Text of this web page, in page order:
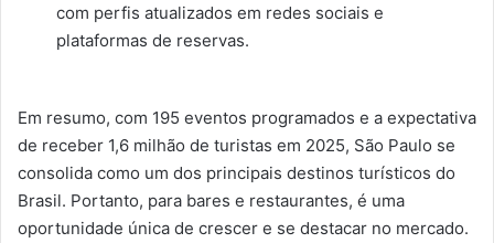
com perfis atualizados em redes sociais e
plataformas de reservas.
Em resumo, com 195 eventos programados e a expectativa
de receber 1,6 milhão de turistas em 2025, São Paulo se
consolida como um dos principais destinos turísticos do
Brasil. Portanto, para bares e restaurantes, é uma
oportunidade única de crescer e se destacar no mercado.